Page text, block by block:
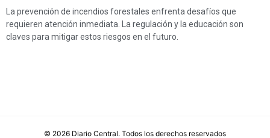
La prevención de incendios forestales enfrenta desafíos que
requieren atención inmediata. La regulación y la educación son
claves para mitigar estos riesgos en el futuro.
© 2026 Diario Central. Todos los derechos reservados